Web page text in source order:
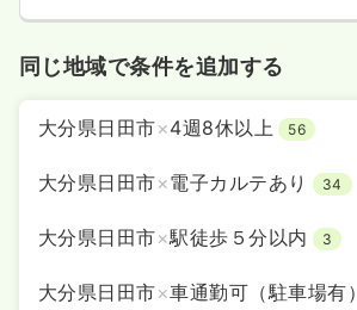
同じ地域で条件を追加する
大分県日田市×4週8休以上 56
大分県日田市×電子カルテあり 34
大分県日田市×駅徒歩５分以内 3
大分県日田市×車通勤可（駐車場有）